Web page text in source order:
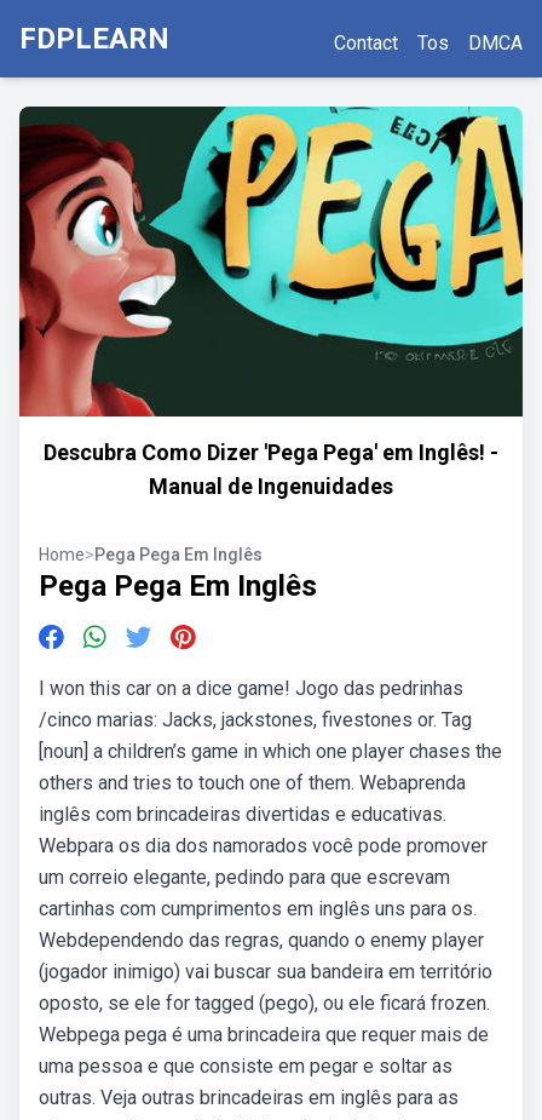
FDPLEARN Contact Tos DMCA
Descubra Como Dizer 'Pega Pega' em Inglês! -
Manual de Ingenuidades
Home>Pega Pega Em Inglês
Pega Pega Em Inglês
I won this car on a dice game! Jogo das pedrinhas
/cinco marias: Jacks, jackstones, fivestones or. Tag
[noun] a children’s game in which one player chases the
others and tries to touch one of them. Webaprenda
inglês com brincadeiras divertidas e educativas.
Webpara os dia dos namorados você pode promover
um correio elegante, pedindo para que escrevam
cartinhas com cumprimentos em inglês uns para os.
Webdependendo das regras, quando o enemy player
(jogador inimigo) vai buscar sua bandeira em território
oposto, se ele for tagged (pego), ou ele ficará frozen.
Webpega pega é uma brincadeira que requer mais de
uma pessoa e que consiste em pegar e soltar as
outras. Veja outras brincadeiras em inglês para as